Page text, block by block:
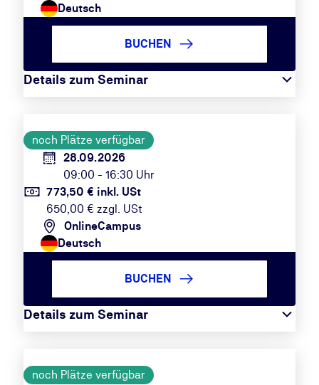
Deutsch
Details zum Seminar
BUCHEN
noch Plätze verfügbar
28.09.2026
09:00 - 16:30 Uhr
773,50 € inkl. USt
650,00 € zzgl. USt
OnlineCampus
Deutsch
Details zum Seminar
BUCHEN
noch Plätze verfügbar